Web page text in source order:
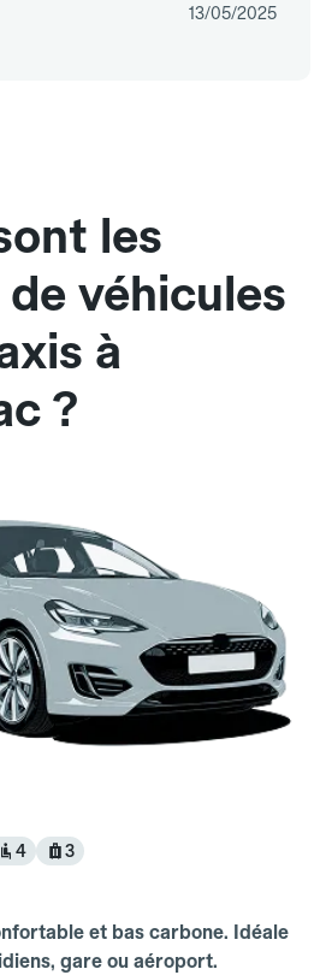
13/05/2025
les
véhicules
à
?
4 3
et bas carbone. Idéale
gare ou aéroport.